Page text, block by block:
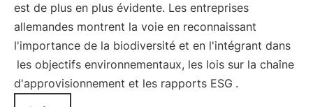
est de plus en plus évidente. Les entreprises
allemandes montrent la voie en reconnaissant
l'importance de la biodiversité et en l'intégrant dans
les objectifs environnementaux, les lois sur la chaîne
d'approvisionnement et les rapports ESG .